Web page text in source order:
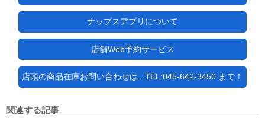
ナップスアプリについて
店舗Web予約サービス
店頭の商品在庫お問い合わせは...TEL:045-642-3450 まで！
関連する記事